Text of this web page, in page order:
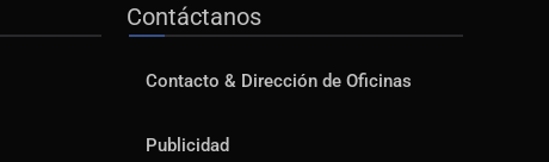
Contáctanos
Contacto & Dirección de Oficinas
Publicidad